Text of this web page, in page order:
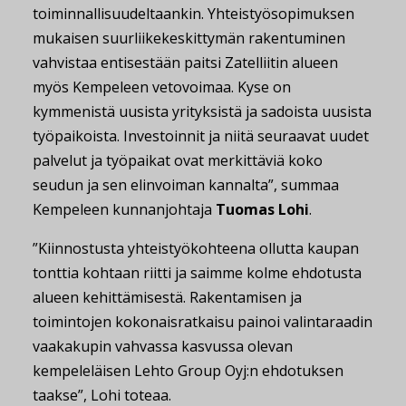
toiminnallisuudeltaankin. Yhteistyösopimuksen
mukaisen suurliikekeskittymän rakentuminen
vahvistaa entisestään paitsi Zatelliitin alueen
myös Kempeleen vetovoimaa. Kyse on
kymmenistä uusista yrityksistä ja sadoista uusista
työpaikoista. Investoinnit ja niitä seuraavat uudet
palvelut ja työpaikat ovat merkittäviä koko
seudun ja sen elinvoiman kannalta”, summaa
Kempeleen kunnanjohtaja Tuomas Lohi.
”Kiinnostusta yhteistyökohteena ollutta kaupan
tonttia kohtaan riitti ja saimme kolme ehdotusta
alueen kehittämisestä. Rakentamisen ja
toimintojen kokonaisratkaisu painoi valintaraadin
vaakakupin vahvassa kasvussa olevan
kempeleläisen Lehto Group Oyj:n ehdotuksen
taakse”, Lohi toteaa.